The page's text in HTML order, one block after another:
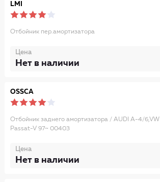
LMI
Отбойник пер.амортизатора
Цена
Нет в наличии
OSSCA
Отбойник заднего амортизатора / AUDI A-4/6,VW
Passat-V 97~ 00403
Цена
Нет в наличии